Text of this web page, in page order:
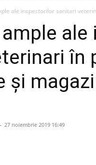
ale inspectorilor sanitari
în
şi
- 27 noiembrie 2019 16:49